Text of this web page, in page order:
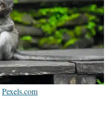
Pexels.com